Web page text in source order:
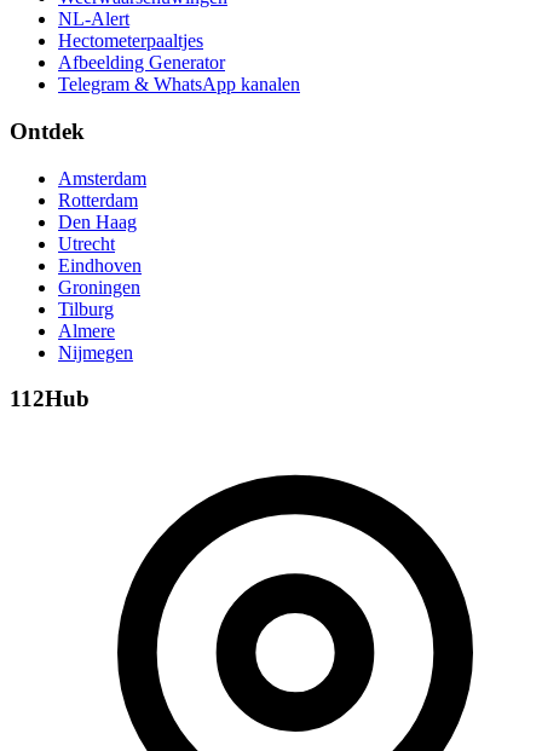
NL-Alert
Hectometerpaaltjes
Afbeelding Generator
Telegram & WhatsApp kanalen
Ontdek
Amsterdam
Rotterdam
Den Haag
Utrecht
Eindhoven
Groningen
Tilburg
Almere
Nijmegen
112Hub